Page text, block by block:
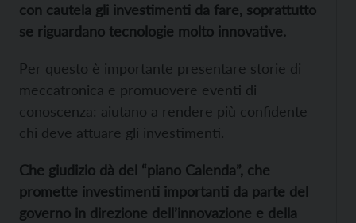
con cautela gli investimenti da fare, soprattutto
se riguardano tecnologie molto innovative.
Per questo è importante presentare storie di
meccatronica e promuovere eventi di
conoscenza: aiutano a rendere più confidente
chi deve attuare gli investimenti.
Che giudizio dà del “piano Calenda”, che
promette investimenti importanti da parte del
governo in direzione dell’innovazione e della